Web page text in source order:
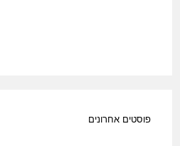
פוסטים אחרונים